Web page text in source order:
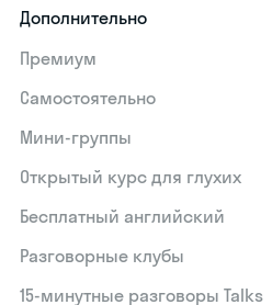
Дополнительно
Премиум
Самостоятельно
Мини-группы
Открытый курс для глухих
Бесплатный английский
Разговорные клубы
15‑минутные разговоры Talks